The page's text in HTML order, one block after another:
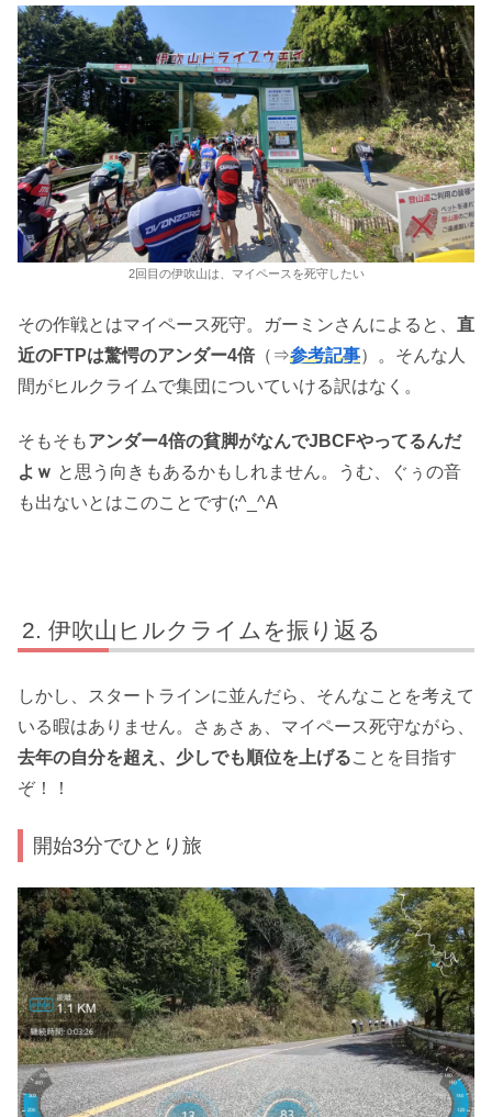
2回目の伊吹山は、マイペースを死守したい
その作戦とはマイペース死守。ガーミンさんによると、 直
近のFTPは驚愕のアンダー4倍 （⇒参考記事）。そんな人
間がヒルクライムで集団についていける訳はなく。
そもそもアンダー4倍の貧脚がなんでJBCFやってるんだ
よｗ と思う向きもあるかもしれません。うむ、ぐぅの音
も出ないとはこのことです(;^_^A
伊吹山ヒルクライムを振り返る
しかし、スタートラインに並んだら、そんなことを考えて
いる暇はありません。さぁさぁ、マイペース死守ながら、
去年の自分を超え、少しでも順位を上げることを目指す
ぞ！！
開始3分でひとり旅